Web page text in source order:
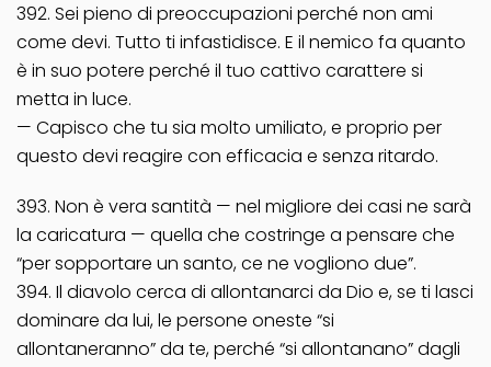
392. Sei pieno di preoccupazioni perché non ami
come devi. Tutto ti infastidisce. E il nemico fa quanto
è in suo potere perché il tuo cattivo carattere si
metta in luce.
— Capisco che tu sia molto umiliato, e proprio per
questo devi reagire con efficacia e senza ritardo.
393. Non è vera santità — nel migliore dei casi ne sarà
la caricatura — quella che costringe a pensare che
“per sopportare un santo, ce ne vogliono due”.
394. Il diavolo cerca di allontanarci da Dio e, se ti lasci
dominare da lui, le persone oneste “si
allontaneranno” da te, perché “si allontanano” dagli